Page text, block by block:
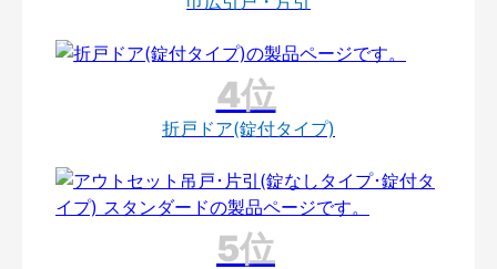
折戸ドア(錠付タイプ)